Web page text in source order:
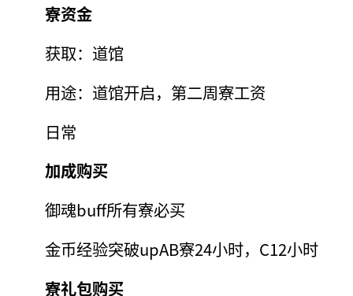
寮资金
获取：道馆
用途：道馆开启，第二周寮工资
日常
加成购买
御魂buff所有寮必买
金币经验突破upAB寮24小时，C12小时
寮礼包购买